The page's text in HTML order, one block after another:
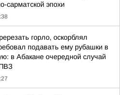
сарматской эпохи
горло, оскорблял
подавать ему рубашки в
в Абакане очередной случай